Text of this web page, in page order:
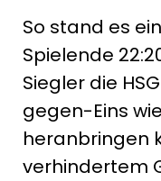
So stand es
Spielende
Siegler die
gegen-Eins
heranbringen
verhindertem